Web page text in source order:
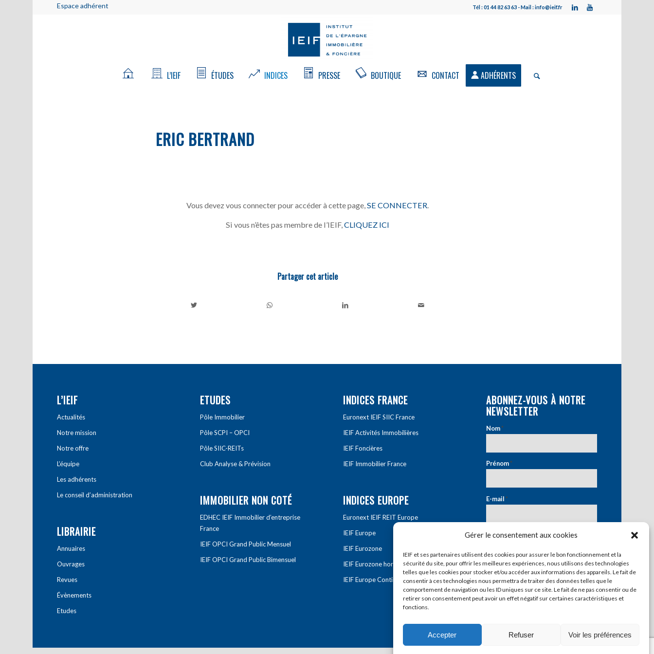
Gérer le consentement aux cookies
IEIF et ses partenaires utilisent des cookies pour assurer le bon fonctionnement et la
sécurité du site, pour offrir les meilleures expériences, nous utilisons des technologies
telles que les cookies pour stocker et/ou accéder aux informations des appareils. Le fait de
consentir à ces technologies nous permettra de traiter des données telles que le
comportement de navigation ou les ID uniques sur ce site. Le fait de ne pas consentir ou de
retirer son consentement peut avoir un effet négatif sur certaines caractéristiques et
fonctions.
Accepter Refuser Voir les préférences
Espace adhérent Tél : 01 44 82 63 63 - Mail : info@ieif.fr
L’IEIF ÉTUDES INDICES PRESSE BOUTIQUE CONTACT ADHÉRENTS
ERIC BERTRAND
Vous devez vous connecter pour accéder à cette page, SE CONNECTER
Si vous n’êtes pas membre de l’IEIF,CLIQUEZ ICI
Partager cet article
L’IEIF
Actualités
Notre mission
Notre offre
L’équipe
Les adhérents
Le conseil d’administration
LIBRAIRIE
Annuaires
Ouvrages
Revues
Évènements
Etudes
ETUDES
Pôle Immobilier
Pôle SCPI – OPCI
Pôle SIIC-REITs
Club Analyse & Prévision
IMMOBILIER NON COTÉ
EDHEC IEIF Immobilier d’entreprise
France
IEIF OPCI Grand Public Mensuel
IEIF OPCI Grand Public Bimensuel
INDICES FRANCE
Euronext IEIF SIIC France
IEIF Activités Immobilières
IEIF Foncières
IEIF Immobilier France
INDICES EUROPE
Euronext IEIF REIT Europe
IEIF Europe
IEIF Eurozone
IEIF Eurozone hors France
IEIF Europe Continentale
ABONNEZ-VOUS À NOTRE
NEWSLETTER
Nom*
Prénom*
E-mail*